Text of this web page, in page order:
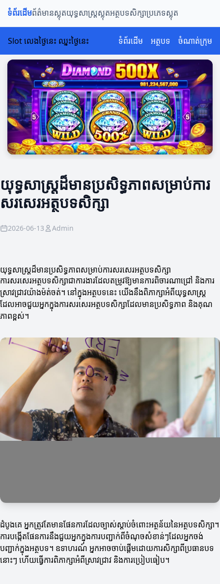
ទំព័រដើមព័ត៌មានស្លុតយុទ្ធសាស្រ្តស្លុតអត្ថបទសិក្សាប្រភេទស្លុត
Slot លេងថ្ងៃនេះ ឈ្នះថ្ងៃនេះ ទំព័រដើម អត្ថបទ ចំណាត់ក្រុម
យុទ្ធសាស្ត្រដ៏មានប្រសិទ្ធភាពសម្រាប់ការ
សរសេរ​អត្ថបទសិក្សា
2026-06-13 Admin
យុទ្ធសាស្ត្រដ៏មានប្រសិទ្ធភាពសម្រាប់ការសរសេរ​អត្ថបទសិក្សា
ការសរសេរ​អត្ថបទសិក្សាជាការងារដែលតម្រូវឱ្យមានការពិចារណាជ្រៅ និងការ
ស្រាវជ្រាវយ៉ាងម៉ត់ចត់។ នៅក្នុងអត្ថបទនេះ យើងនឹងពិភាក្សាអំពីយុទ្ធសាស្ត្រ
ដែលអាចជួយអ្នកក្នុងការសរសេរ​អត្ថបទសិក្សាដែលមានប្រសិទ្ធភាព និងគុណ
ភាពខ្ពស់។
ដំបូងគេ អ្នកត្រូវតែមានផែនការដែលច្បាស់ស្តាប់ចំពោះអត្ថន័យនៃអត្ថបទសិក្សា។
ការបង្កើតផែនការនឹងជួយអ្នកក្នុងការបញ្ជាក់ពីចំណុចសំខាន់ៗដែលអ្នកចង់
បញ្ជាក់ក្នុងអត្ថបទ។ ឧទាហរណ៍ អ្នកអាចចាប់ផ្តើមដោយការសិក្សាពីប្រធានបទ
នោះៗ ហើយធ្វើការពិភាក្សាអំពីស្រាវជ្រាវ និងការប្រៀបធៀប។